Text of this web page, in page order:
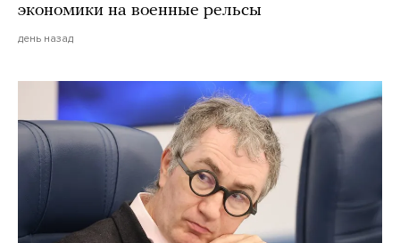
экономики на военные рельсы
день назад